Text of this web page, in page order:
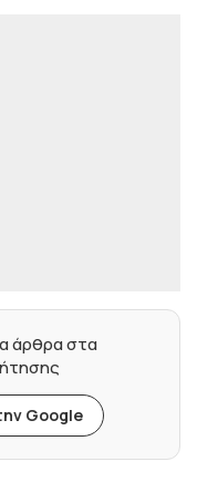
άρθρα στα
Google